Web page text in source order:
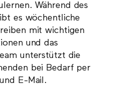
Während des
es wöchentliche
mit wichtigen
und das
unterstützt die
bei Bedarf per
E-Mail.